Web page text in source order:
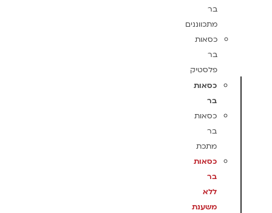
בר
מתכווננים
כסאות
בר
פלסטיק
כסאות
בר
כסאות
בר
מתכת
כסאות
בר
ללא
משענת